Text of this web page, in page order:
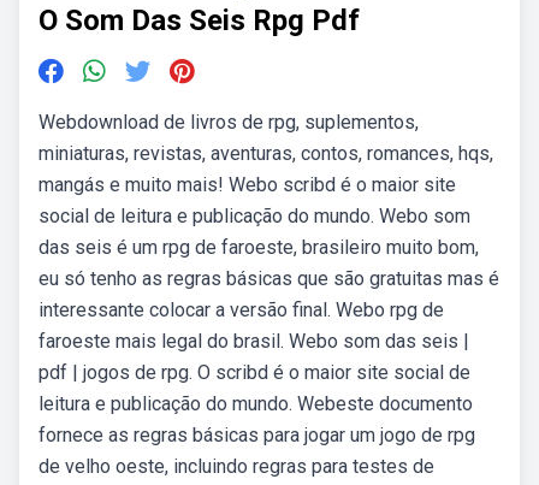
O Som Das Seis Rpg Pdf
Webdownload de livros de rpg, suplementos,
miniaturas, revistas, aventuras, contos, romances, hqs,
mangás e muito mais! Webo scribd é o maior site
social de leitura e publicação do mundo. Webo som
das seis é um rpg de faroeste, brasileiro muito bom,
eu só tenho as regras básicas que são gratuitas mas é
interessante colocar a versão final. Webo rpg de
faroeste mais legal do brasil. Webo som das seis |
pdf | jogos de rpg. O scribd é o maior site social de
leitura e publicação do mundo. Webeste documento
fornece as regras básicas para jogar um jogo de rpg
de velho oeste, incluindo regras para testes de